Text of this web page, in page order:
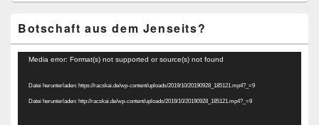
Botschaft aus dem Jenseits?
Video-
Media error: Format(s) not supported or source(s) not found
Datei herunterladen: https://racskai.de/wp-content/uploads/2019/10/20190928_185121.mp4?_=9
Datei herunterladen: http://racskai.de/wp-content/uploads/2019/10/20190928_185121.mp4?_=9